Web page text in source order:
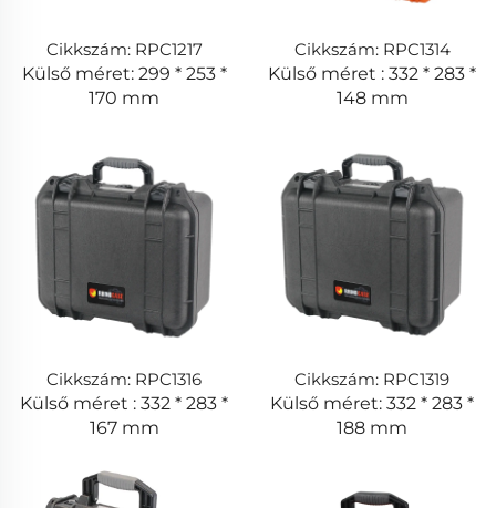
Cikkszám: RPC1217
Külső méret: 299 * 253 *
170 mm
Cikkszám: RPC1314
Külső méret : 332 * 283 *
148 mm
Cikkszám: RPC1316
Külső méret : 332 * 283 *
167 mm
Cikkszám: RPC1319
Külső méret: 332 * 283 *
188 mm